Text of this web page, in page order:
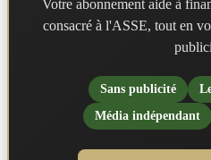
Votre abonnement aide à
consacré à l'ASSE, tout en
Sans publicité
Média indépendant